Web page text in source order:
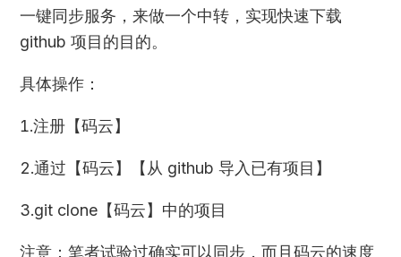
一键同步服务，来做一个中转，实现快速下载
github 项目的目的。
具体操作：
1.注册【码云】
2.通过【码云】【从 github 导入已有项目】
3.git clone【码云】中的项目
注意：笔者试验过确实可以同步，而且码云的速度